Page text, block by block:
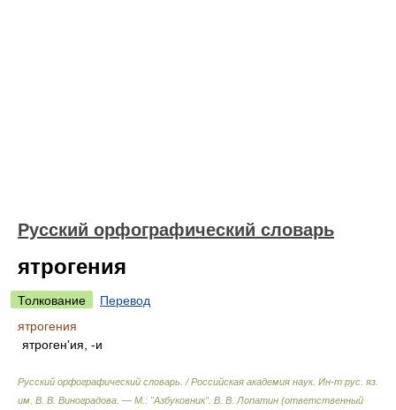
Русский орфографический словарь
ятрогения
Толкование
Перевод
ятрогения
ятроген'ия, -и
Русский орфографический словарь. / Российская академия наук. Ин-т рус. яз.
им. В. В. Виноградова. — М.: "Азбуковник". В. В. Лопатин (ответственный